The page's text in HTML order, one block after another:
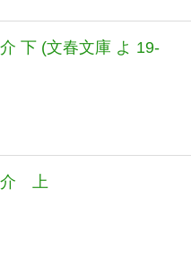
下 (文春文庫 よ 19-
介 上